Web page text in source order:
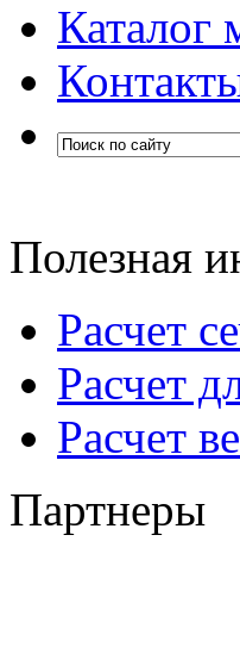
Каталог
Полезная
Расчет
Расчет
Расчет
Партнеры